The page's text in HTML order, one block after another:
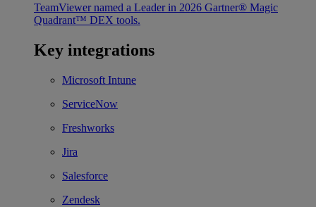
TeamViewer named a Leader in 2026 Gartner® Magic
Quadrant™ DEX tools.
Key integrations
Microsoft Intune
ServiceNow
Freshworks
Jira
Salesforce
Zendesk